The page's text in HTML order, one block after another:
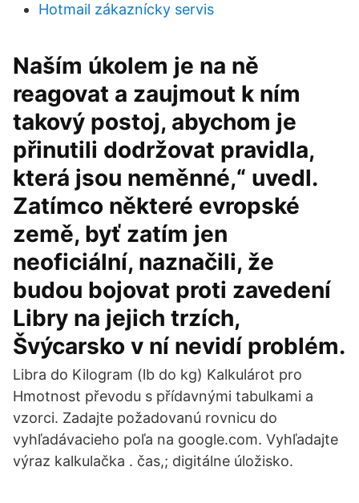
Hotmail zákaznícky servis
Naším úkolem je na ně
reagovat a zaujmout k ním
takový postoj, abychom je
přinutili dodržovat pravidla,
která jsou neměnné,“ uvedl.
Zatímco některé evropské
země, byť zatím jen
neoficiální, naznačili, že
budou bojovat proti zavedení
Libry na jejich trzích,
Švýcarsko v ní nevidí problém.
Libra do Kilogram (lb do kg) Kalkulárot pro
Hmotnost převodu s přídavnými tabulkami a
vzorci. Zadajte požadovanú rovnicu do
vyhľadávacieho poľa na google.com. Vyhľadajte
výraz kalkulačka . čas,; digitálne úložisko.